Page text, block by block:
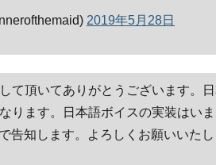
2019年5月28日
て頂いてありがとうございます。
ります。日本語ボイスの実装はい
告知します。よろしくお願いいたし